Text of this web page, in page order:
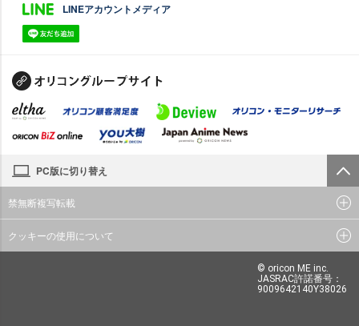
LINEアカウントメディア
PC版に切り替え
禁無断複写転載
クッキーの使用について
© oricon ME inc.
JASRAC許諾番号：
9009642140Y38026